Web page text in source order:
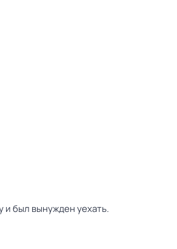
и был вынужден уехать.